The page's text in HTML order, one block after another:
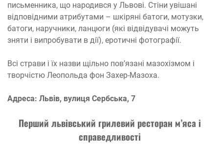
письменника, що народився у Львові. Стіни увішані
відповідними атрибутами – шкіряні батоги, мотузки,
батоги, наручники, ланцюги (які відвідувачі можуть
зняти і випробувати в дії), еротичні фотографії.
Всі страви і їх назви щільно пов’язані мазохізмом і
творчістю Леопольда фон Захер-Мазоха.
Адреса: Львів, вулиця Сербська, 7
Перший львівський грилевий ресторан м’яса і
справедливості